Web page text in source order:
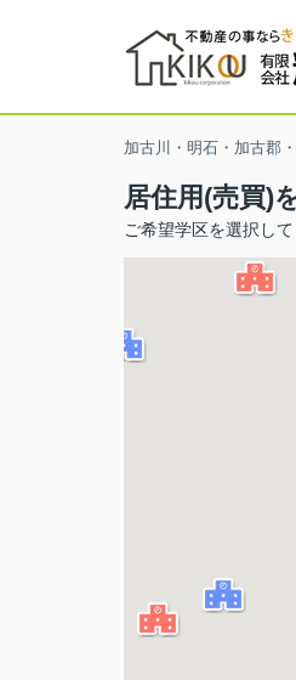
加古川・明石・加古郡
居住用(売買)
ご希望学区を選択し